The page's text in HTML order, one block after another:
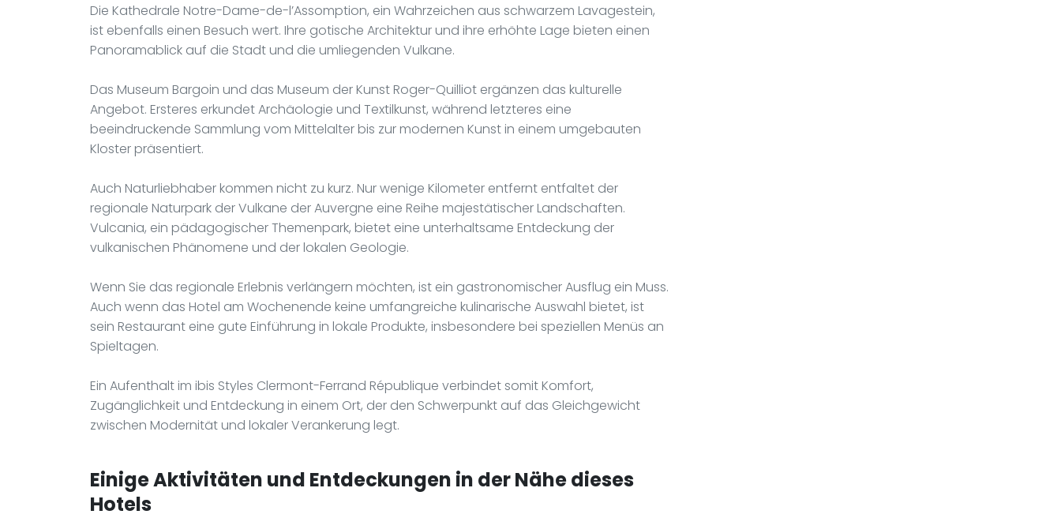
Die Kathedrale Notre-Dame-de-l’Assomption, ein Wahrzeichen aus schwarzem Lavagestein,
ist ebenfalls einen Besuch wert. Ihre gotische Architektur und ihre erhöhte Lage bieten einen
Panoramablick auf die Stadt und die umliegenden Vulkane.
Das Museum Bargoin und das Museum der Kunst Roger-Quilliot ergänzen das kulturelle
Angebot. Ersteres erkundet Archäologie und Textilkunst, während letzteres eine
beeindruckende Sammlung vom Mittelalter bis zur modernen Kunst in einem umgebauten
Kloster präsentiert.
Auch Naturliebhaber kommen nicht zu kurz. Nur wenige Kilometer entfernt entfaltet der
regionale Naturpark der Vulkane der Auvergne eine Reihe majestätischer Landschaften.
Vulcania, ein pädagogischer Themenpark, bietet eine unterhaltsame Entdeckung der
vulkanischen Phänomene und der lokalen Geologie.
Wenn Sie das regionale Erlebnis verlängern möchten, ist ein gastronomischer Ausflug ein Muss.
Auch wenn das Hotel am Wochenende keine umfangreiche kulinarische Auswahl bietet, ist
sein Restaurant eine gute Einführung in lokale Produkte, insbesondere bei speziellen Menüs an
Spieltagen.
Ein Aufenthalt im ibis Styles Clermont-Ferrand République verbindet somit Komfort,
Zugänglichkeit und Entdeckung in einem Ort, der den Schwerpunkt auf das Gleichgewicht
zwischen Modernität und lokaler Verankerung legt.
Einige Aktivitäten und Entdeckungen in der Nähe dieses
Hotels